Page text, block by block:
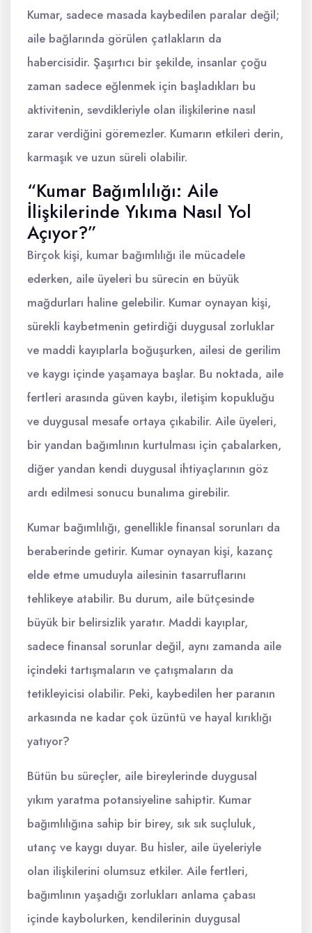
Kumar, sadece masada kaybedilen paralar değil;
aile bağlarında görülen çatlakların da
habercisidir. Şaşırtıcı bir şekilde, insanlar çoğu
zaman sadece eğlenmek için başladıkları bu
aktivitenin, sevdikleriyle olan ilişkilerine nasıl
zarar verdiğini göremezler. Kumarın etkileri derin,
karmaşık ve uzun süreli olabilir.
“Kumar Bağımlılığı: Aile
İlişkilerinde Yıkıma Nasıl Yol
Açıyor?”
Birçok kişi, kumar bağımlılığı ile mücadele
ederken, aile üyeleri bu sürecin en büyük
mağdurları haline gelebilir. Kumar oynayan kişi,
sürekli kaybetmenin getirdiği duygusal zorluklar
ve maddi kayıplarla boğuşurken, ailesi de gerilim
ve kaygı içinde yaşamaya başlar. Bu noktada, aile
fertleri arasında güven kaybı, iletişim kopukluğu
ve duygusal mesafe ortaya çıkabilir. Aile üyeleri,
bir yandan bağımlının kurtulması için çabalarken,
diğer yandan kendi duygusal ihtiyaçlarının göz
ardı edilmesi sonucu bunalıma girebilir.
Kumar bağımlılığı, genellikle finansal sorunları da
beraberinde getirir. Kumar oynayan kişi, kazanç
elde etme umuduyla ailesinin tasarruflarını
tehlikeye atabilir. Bu durum, aile bütçesinde
büyük bir belirsizlik yaratır. Maddi kayıplar,
sadece finansal sorunlar değil, aynı zamanda aile
içindeki tartışmaların ve çatışmaların da
tetikleyicisi olabilir. Peki, kaybedilen her paranın
arkasında ne kadar çok üzüntü ve hayal kırıklığı
yatıyor?
Bütün bu süreçler, aile bireylerinde duygusal
yıkım yaratma potansiyeline sahiptir. Kumar
bağımlılığına sahip bir birey, sık sık suçluluk,
utanç ve kaygı duyar. Bu hisler, aile üyeleriyle
olan ilişkilerini olumsuz etkiler. Aile fertleri,
bağımlının yaşadığı zorlukları anlama çabası
içinde kaybolurken, kendilerinin duygusal